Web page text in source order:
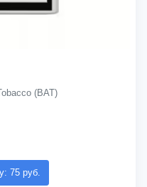
(BAT)
75 руб.